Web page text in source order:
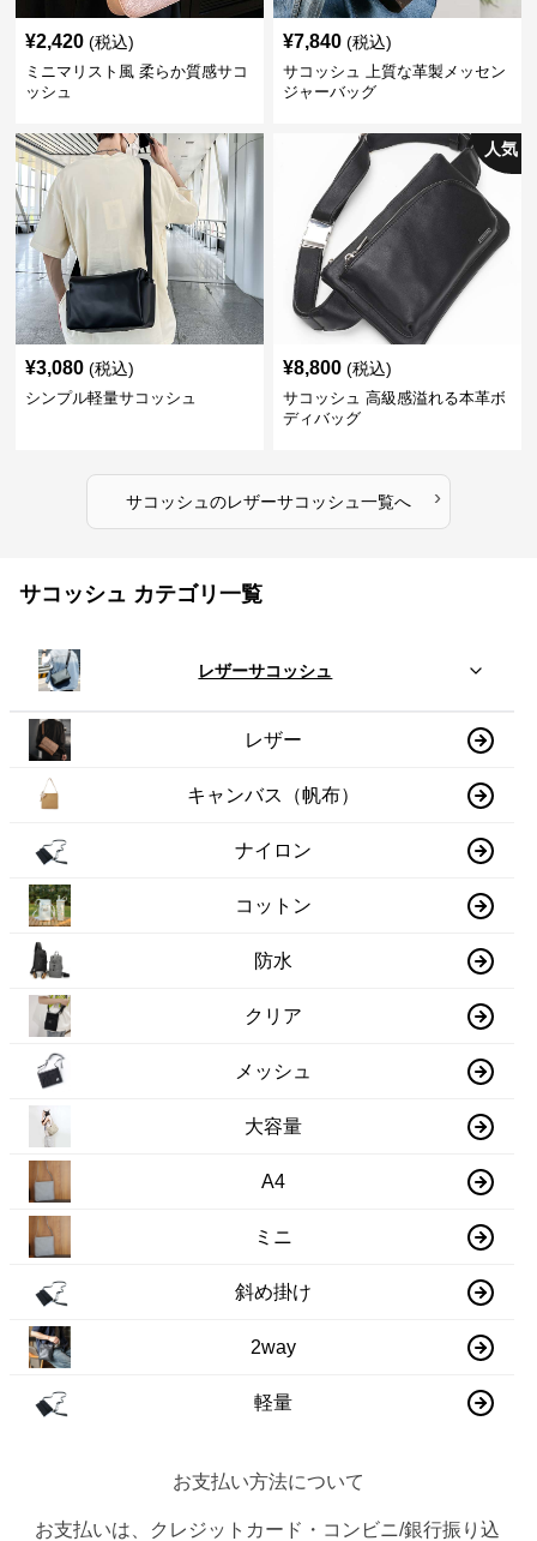
¥2,420 (税込)
ミニマリスト風 柔らか質感サコ
ッシュ
¥7,840 (税込)
サコッシュ 上質な革製メッセン
ジャーバッグ
¥3,080 (税込)
シンプル軽量サコッシュ
人気
¥8,800 (税込)
サコッシュ 高級感溢れる本革ボ
ディバッグ
サコッシュ のレザーサコッシュ 一覧へ ›
サコッシュ カテゴリ一覧
レザーサコッシュ
レザー
キャンバス（帆布）
ナイロン
コットン
防水
クリア
メッシュ
大容量
A4
ミニ
斜め掛け
2way
軽量
お支払い方法について
お支払いは、クレジットカード・コンビニ/銀行振り込